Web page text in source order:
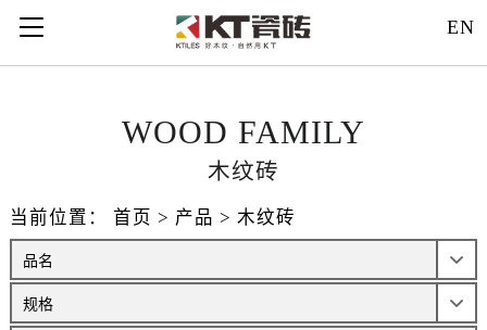
EN
121312
WOOD FAMILY
木纹砖
当前位置： 首页 > 产品 > 木纹砖